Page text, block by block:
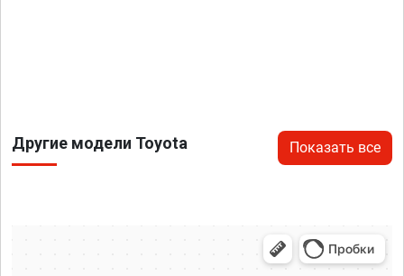
Другие модели Toyota Показать все